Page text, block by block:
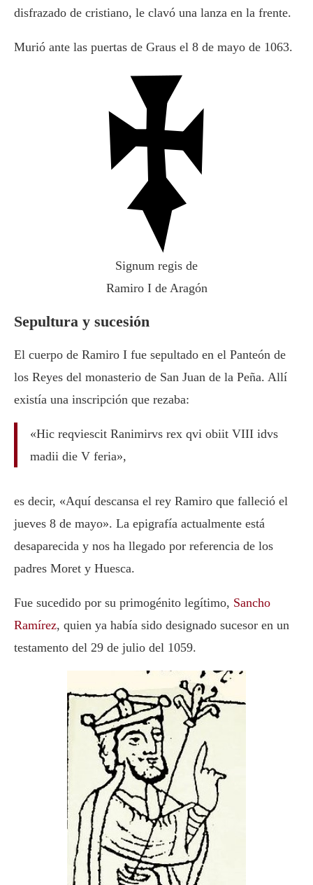
disfrazado de cristiano, le clavó una lanza en la frente.
Murió ante las puertas de Graus el 8 de mayo de 1063.
Signum regis de
Ramiro I de Aragón
Sepultura y sucesión
El cuerpo de Ramiro I fue sepultado en el Panteón de
los Reyes del monasterio de San Juan de la Peña. Allí
existía una inscripción que rezaba:
«Hic reqviescit Ranimirvs rex qvi obiit VIII idvs
madii die V feria»,
es decir, «Aquí descansa el rey Ramiro que falleció el
jueves 8 de mayo». La epigrafía actualmente está
desaparecida y nos ha llegado por referencia de los
padres Moret y Huesca.
Fue sucedido por su primogénito legítimo, Sancho
Ramírez, quien ya había sido designado sucesor en un
testamento del 29 de julio del 1059.